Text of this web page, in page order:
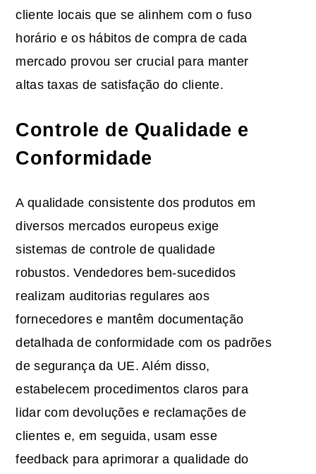
cliente locais que se alinhem com o fuso
horário e os hábitos de compra de cada
mercado provou ser crucial para manter
altas taxas de satisfação do cliente.
Controle de Qualidade e
Conformidade
A qualidade consistente dos produtos em
diversos mercados europeus exige
sistemas de controle de qualidade
robustos. Vendedores bem-sucedidos
realizam auditorias regularesaos
fornecedorese mantêm documentação
detalhada de conformidade com os padrões
de segurança da UE. Além disso,
estabelecem procedimentos claros para
lidar com devoluções e reclamações de
clientes e, em seguida, usam esse
feedback para aprimorar a qualidade do